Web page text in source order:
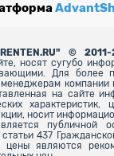
© 2011-
носят сугубо
Для более
компании
на сайте
характеристик,
носит
публичной
437
цены являются